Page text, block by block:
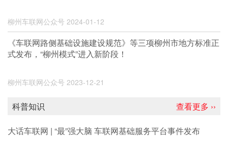
柳州车联网公众号 2024-01-12
《车联网路侧基础设施建设规范》等三项柳州市地方标准正
式发布，“柳州模式”进入新阶段！
柳州车联网公众号 2023-12-21
查看更多 ››
科普知识
大话车联网 | “最”强大脑 车联网基础服务平台事件发布